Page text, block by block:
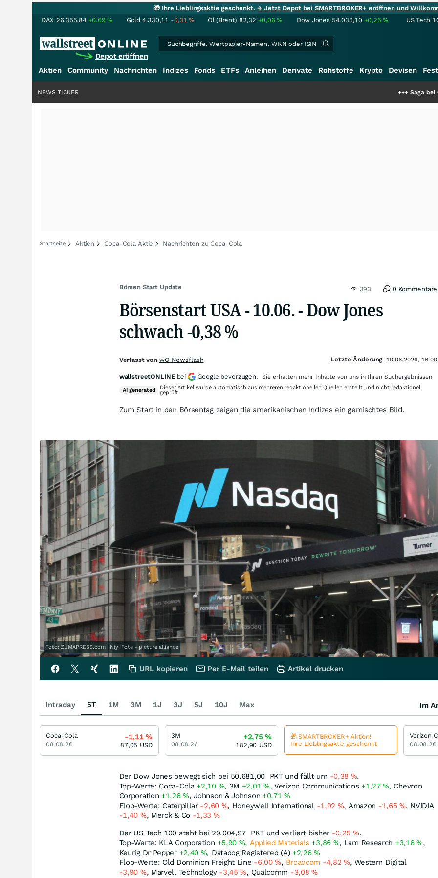
🎁 Ihre Lieblingsaktie geschenkt.→ Jetzt Depot bei SMARTBROKER+ eröffnen und
DAX 26.355,84 +0,69% Gold 4.330,11 -0,31% Öl (Brent) 82,32 +0,06% Dow Jones 54.036,10 +0,25% US Tech
Depot eröffnen
Aktien Community Nachrichten Indizes Fonds ETFs Anleihen Derivate Rohstoffe Krypto Devisen
Saga bei 0,53 CAD:
NEWS TICKER
Startseite Aktien Coca-Cola Aktie Nachrichten zu Coca-Cola
Börsen Start Update 393 0 Kommentare
Börsenstart USA - 10.06. - Dow Jones
schwach -0,38 %
Zum Start in den Börsentag zeigen die amerikanischen Indizes ein gemischtes Bild.
Foto: ZUMAPRESS.com | Niyi Fote - picture alliance
Der Dow Jones bewegt sich bei 50.681,00 PKTund fällt um -0,38 %.
Top-Werte: Coca-Cola +2,10 %, 3M +2,01 %, Verizon Communications +1,27%, Chevron
Corporation +1,26%, Johnson & Johnson +0,71%
Flop-Werte: Caterpillar -2,60 %, Honeywell International -1,92 %, Amazon -1,65 %, NVIDIA
-1,40 %, Merck & Co -1,33 %
Der US Tech 100 steht bei 29.004,97
PKTund verliert bisher -0,25 %.
Top-Werte: KLA Corporation +5,90 %, Applied Materials +3,86 %, Lam Research +3,16%,
Keurig Dr Pepper +2,40 %, Datadog Registered (A) +2,26%
Flop-Werte: Old Dominion Freight Line -6,00%, Broadcom -4,82%, Western Digital
-3,90 %, Marvell Technology -3,45%, Qualcomm -3,08%
Verfasst von wO Newsflash Letzte Änderung 10.06.2026, 16:00
wallstreetONLINE bei Google bevorzugen. Sie erhalten mehr Inhalte von uns in Ihren Suchergebnissen
AIgenerated Dieser Artikel wurde automatisch aus mehreren redaktionellen Quellen erstellt und nicht redaktionell
geprüft.
URL kopieren Per E-Mail teilen Artikel drucken
Intraday 5T 1M 3M 1J 3J 5J 10J Max Im
Coca-Cola
08.08.26
-1,11%
87,05 USD
3M
08.08.26
+2,75%
182,90 USD
🎁 SMARTBROKER+ Aktion!
Ihre Lieblingsaktie geschenkt
08.08.26